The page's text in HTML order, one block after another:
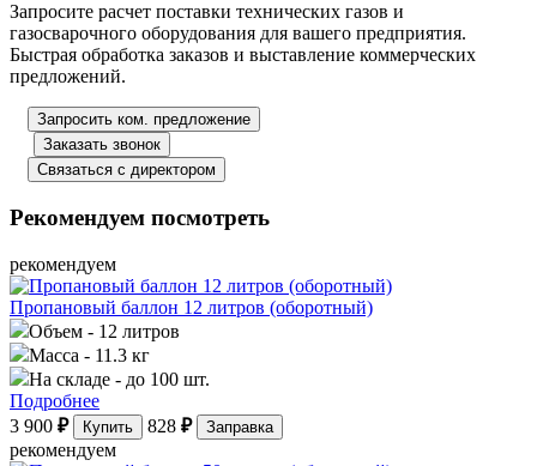
Запросите расчет поставки технических газов и
газосварочного оборудования для вашего предприятия.
Быстрая обработка заказов и выставление коммерческих
предложений.
Запросить ком. предложение
Заказать звонок
Связаться с директором
Рекомендуем посмотреть
рекомендуем
Пропановый баллон 12 литров (оборотный)
Объем - 12 литров
Масса - 11.3 кг
На складе - до 100 шт.
Подробнее
3 900 ₽ Купить 828 ₽ Заправка
рекомендуем